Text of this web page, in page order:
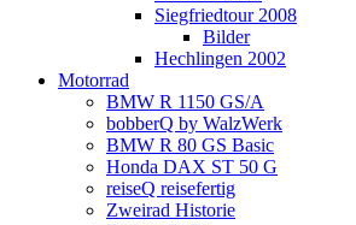
Siegfriedtour 2008
Bilder
Hechlingen 2002
Motorrad
BMW R 1150 GS/A
bobberQ by WalzWerk
BMW R 80 GS Basic
Honda DAX ST 50 G
reiseQ reisefertig
Zweirad Historie